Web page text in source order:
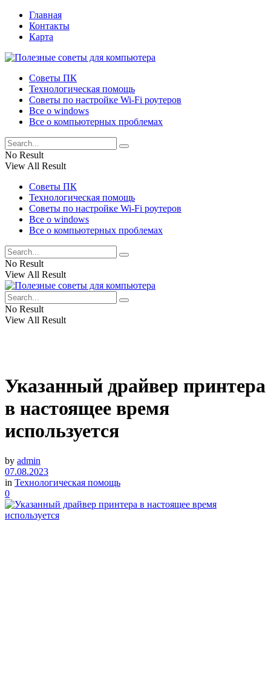
Главная
Контакты
Карта
Советы ПК
Технологическая помощь
Советы по настройке Wi-Fi роутеров
Все о windows
Все о компьютерных проблемах
No Result
View All Result
Советы ПК
Технологическая помощь
Советы по настройке Wi-Fi роутеров
Все о windows
Все о компьютерных проблемах
No Result
View All Result
No Result
View All Result
Указанный драйвер принтера
в настоящее время
используется
by admin
07.08.2023
in Технологическая помощь
0